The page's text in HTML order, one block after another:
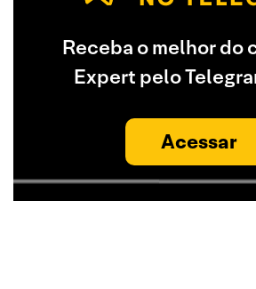
Receba o melhor do
Expert pelo
Acessar